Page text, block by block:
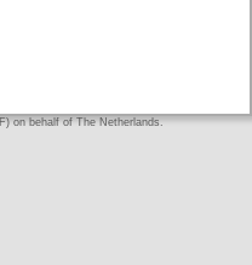
on behalf of The Netherlands.